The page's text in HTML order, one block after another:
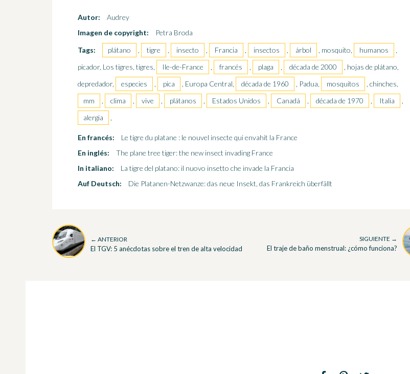
Autor:
Audrey
Imagen de copyright:
Petra Broda
Tags:
plátano , tigre , insecto , Francia , insectos , árbol , mosquito, humanos
,
picador, Los tigres, tigres,
Ile-de-France , francés , plaga , década de 2000
, hojas de plátano,
depredador,
especies , pica , Europa Central, década de 1960 , Padua, mosquitos
, chinches,
mm
, clima , vive , plátanos , Estados Unidos , Canadá , década de 1970 , Italia
,
alergia
,
En francés:
Le tigre du platane : le nouvel insecte qui envahit la France
En inglés:
The plane tree tiger: the new insect invading France
In italiano:
La tigre del platano: il nuovo insetto che invade la Francia
Auf Deutsch:
Die Platanen-Netzwanze: das neue Insekt, das Frankreich überfällt
← ANTERIOR
El TGV: 5 anécdotas sobre el tren de alta velocidad
SIGUIENTE →
El traje de baño menstrual: ¿cómo funciona?